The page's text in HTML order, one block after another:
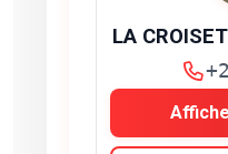
LA